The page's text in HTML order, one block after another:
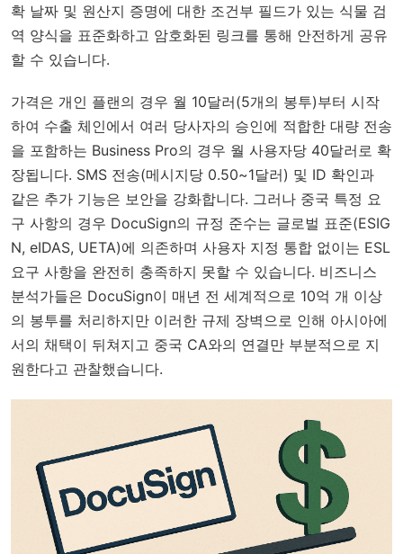
확 날짜 및 원산지 증명에 대한 조건부 필드가 있는 식물 검
역 양식을 표준화하고 암호화된 링크를 통해 안전하게 공유
할 수 있습니다.
가격은 개인 플랜의 경우 월 10달러(5개의 봉투)부터 시작
하여 수출 체인에서 여러 당사자의 승인에 적합한 대량 전송
을 포함하는 Business Pro의 경우 월 사용자당 40달러로 확
장됩니다. SMS 전송(메시지당 0.50~1달러) 및 ID 확인과
같은 추가 기능은 보안을 강화합니다. 그러나 중국 특정 요
구 사항의 경우 DocuSign의 규정 준수는 글로벌 표준(ESIG
N, eIDAS, UETA)에 의존하며 사용자 지정 통합 없이는 ESL
요구 사항을 완전히 충족하지 못할 수 있습니다. 비즈니스
분석가들은 DocuSign이 매년 전 세계적으로 10억 개 이상
의 봉투를 처리하지만 이러한 규제 장벽으로 인해 아시아에
서의 채택이 뒤쳐지고 중국 CA와의 연결만 부분적으로 지
원한다고 관찰했습니다.